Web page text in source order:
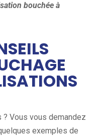
bouchée à
Vous vous demandez
exemples de